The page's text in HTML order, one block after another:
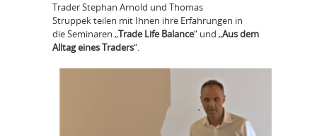
Trader Stephan Arnold und Thomas
Struppek teilen mit Ihnen ihre Erfahrungen in
die Seminaren „Trade Life Balance“ und „Aus dem
Alltag eines Traders“.